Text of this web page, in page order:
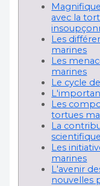
avec la
Les
marines
Les
marines
Le cycle
Les
tortues
La
Les
marines
L'avenir
nouvelles